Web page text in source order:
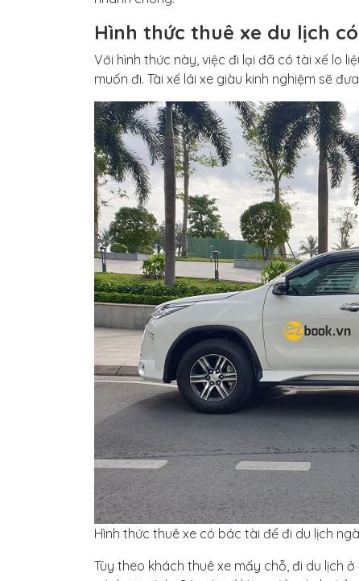
Hình thức thuê xe du lịch
Với hình thức này, việc đi lại đã có tài xế lo
muốn đi. Tài xế lái xe giàu kinh nghiệm sẽ
Hình thức thuê xe có bác tài để đi du lịch
Tùy theo khách thuê xe mấy chỗ, đi du lịch